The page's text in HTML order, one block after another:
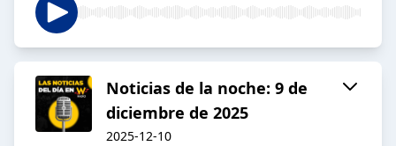
Noticias de la noche: 9 de
diciembre de 2025
2025-12-10